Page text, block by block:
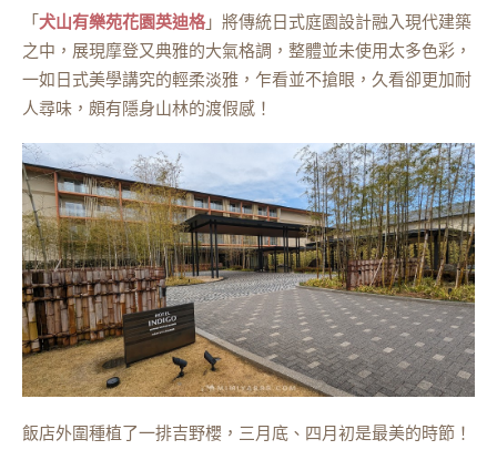
「犬山有樂苑花園英迪格」將傳統日式庭園設計融入現代建築
之中，展現摩登又典雅的大氣格調，整體並未使用太多色彩，
一如日式美學講究的輕柔淡雅，乍看並不搶眼，久看卻更加耐
人尋味，頗有隱身山林的渡假感！
飯店外圍種植了一排吉野櫻，三月底、四月初是最美的時節！